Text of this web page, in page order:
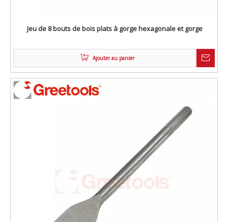
Jeu de 8 bouts de bois plats à gorge hexagonale et gorge
Ajouter au panier